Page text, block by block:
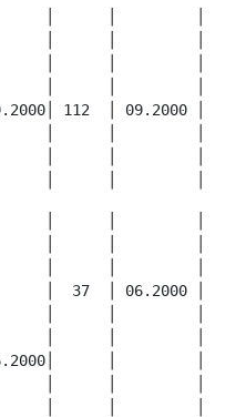
│      │         │
│       │      │         │
│      │         │
112  │ 09.2000
│      │         │
│       │      │         │
│       │      │         │
│       │      │         │
│      │         │
│  37  │ 06.2000 │
│       │      │         │
│         │
│       │      │         │